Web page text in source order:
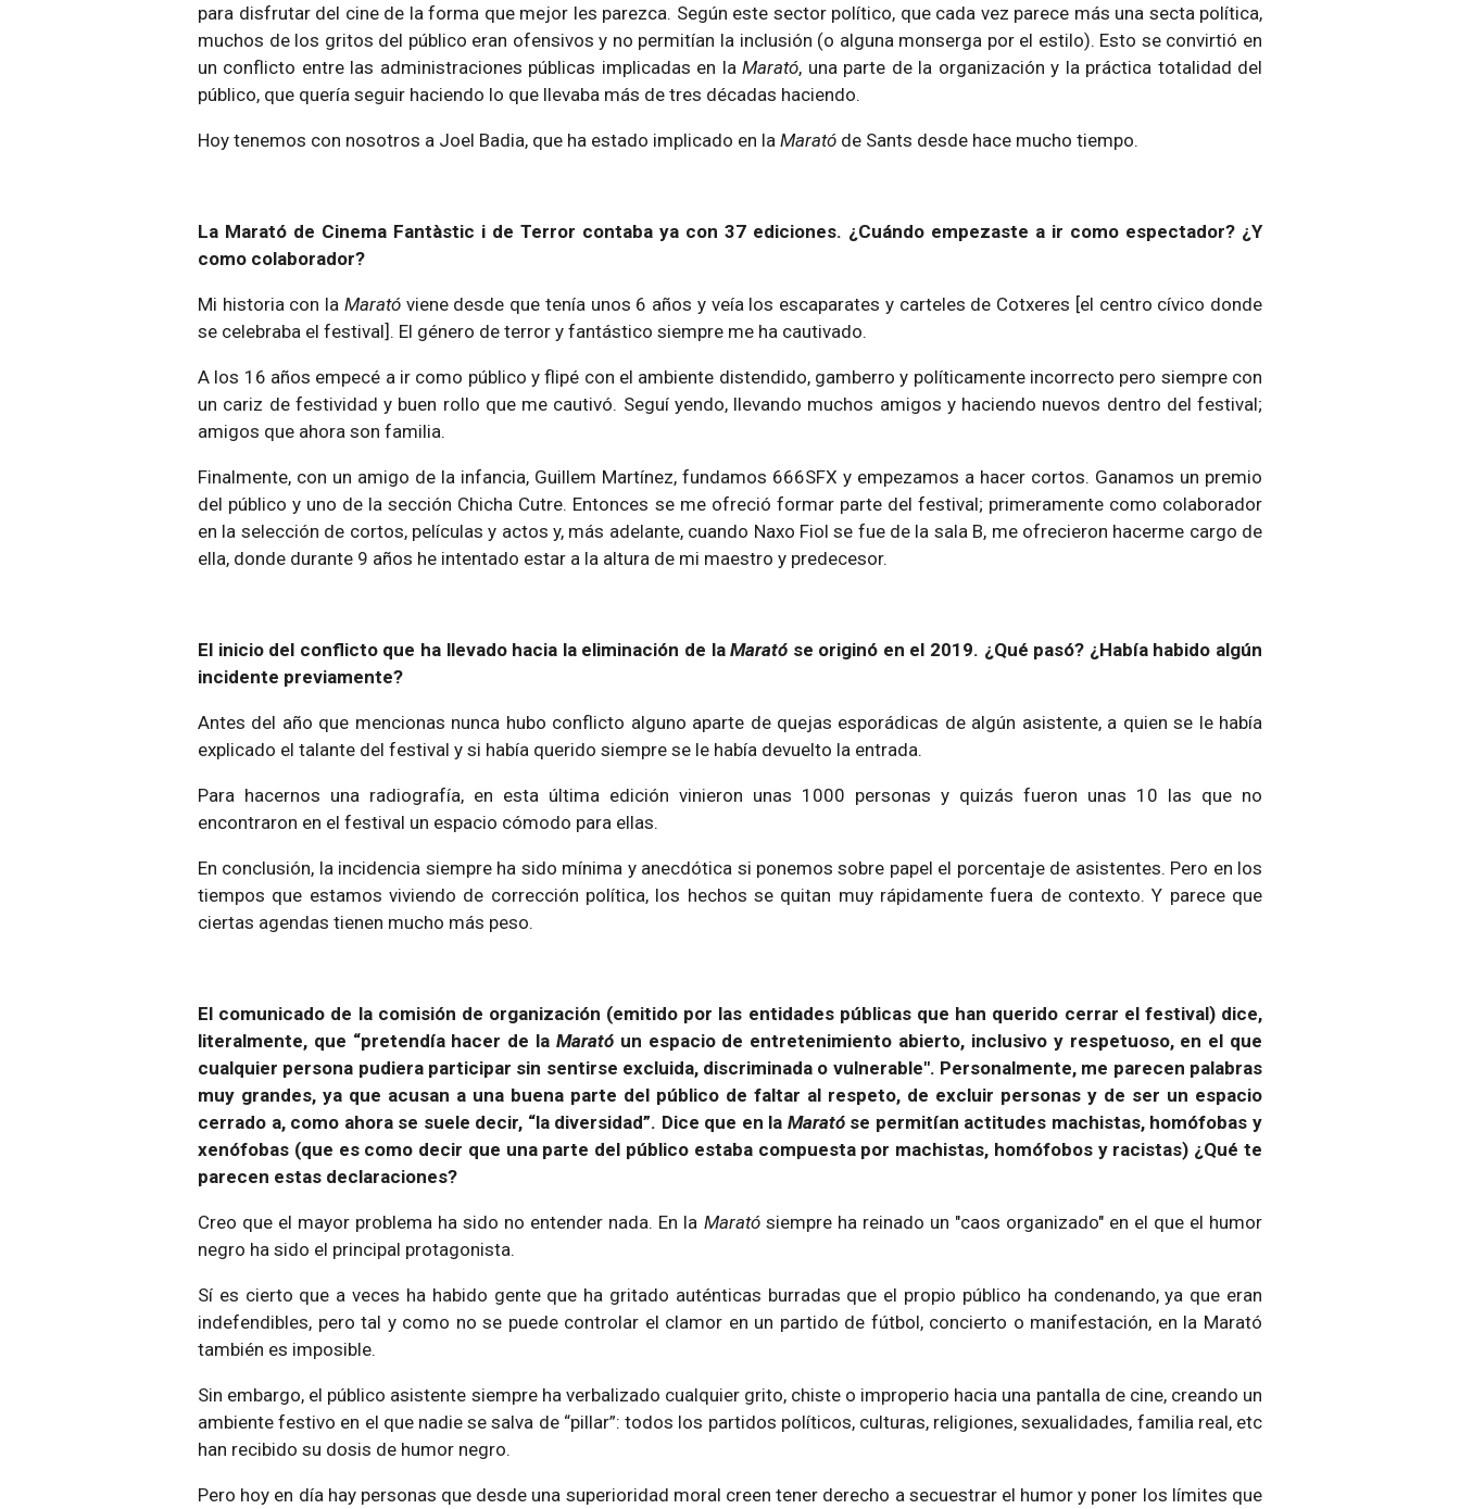
para disfrutar del cine de la forma que mejor les parezca. Según este sector político, que cada vez parece más una secta política,
muchos de los gritos del público eran ofensivos y no permitían la inclusión (o alguna monserga por el estilo). Esto se convirtió en
un conflicto entre las administraciones públicas implicadas en laMarató, una parte de la organización y la práctica totalidad del
público, que quería seguir haciendo lo que llevaba más de tres décadas haciendo.
Hoy tenemos con nosotros a Joel Badia, que ha estado implicado en la Marató de Sants desde hace mucho tiempo.
La Marató de Cinema Fantàstic i de Terror contaba ya con 37 ediciones. ¿Cuándo empezaste a ir como espectador? ¿Y
como colaborador?
Mi historia con la Marató viene desde que tenía unos 6 años y veía los escaparates y carteles de Cotxeres [el centro cívico donde
se celebraba el festival]. El género de terror y fantástico siempre me ha cautivado.
A los 16 años empecé a ir como público y flipé con el ambiente distendido, gamberro y políticamente incorrecto pero siempre con
un cariz de festividad y buen rollo que me cautivó. Seguí yendo, llevando muchos amigos y haciendo nuevos dentro del festival;
amigos que ahora son familia.
Finalmente, con un amigo de la infancia, Guillem Martínez, fundamos 666SFX y empezamos a hacer cortos. Ganamos un premio
del público y uno de la sección Chicha Cutre. Entonces se me ofreció formar parte del festival; primeramente como colaborador
en la selección de cortos, películas y actos y, más adelante, cuando Naxo Fiol se fue de la sala B, me ofrecieron hacerme cargo de
ella, donde durante 9 años he intentado estar a la altura de mi maestro y predecesor.
El inicio del conflicto que ha llevado hacia la eliminación de laMarató se originó en el 2019. ¿Qué pasó? ¿Había habido algún
incidente previamente?
Antes del año que mencionas nunca hubo conflicto alguno aparte de quejas esporádicas de algún asistente, a quien se le había
explicado el talante del festival y si había querido siempre se le había devuelto la entrada.
Para hacernos una radiografía, en esta última edición vinieron unas 1000 personas y quizás fueron unas 10 las que no
encontraron en el festival un espacio cómodo para ellas.
En conclusión, la incidencia siempre ha sido mínima y anecdótica si ponemos sobre papel el porcentaje de asistentes. Pero en los
tiempos que estamos viviendo de corrección política, los hechos se quitan muy rápidamente fuera de contexto. Y parece que
ciertas agendas tienen mucho más peso.
El comunicado de la comisión de organización (emitido por las entidades públicas que han querido cerrar el festival) dice,
literalmente, que “pretendía hacer de la Marató un espacio de entretenimiento abierto, inclusivo y respetuoso, en el que
cualquier persona pudiera participar sin sentirse excluida, discriminada o vulnerable". Personalmente, me parecen palabras
muy grandes, ya que acusan a una buena parte del público de faltar al respeto, de excluir personas y de ser un espacio
cerrado a, como ahora se suele decir, “la diversidad”. Dice que en la Marató se permitían actitudes machistas, homófobas y
xenófobas (que es como decir que una parte del público estaba compuesta por machistas, homófobos y racistas) ¿Qué te
parecen estas declaraciones?
Creo que el mayor problema ha sido no entender nada. En la Maratósiempre ha reinado un "caos organizado" en el que el humor
negro ha sido el principal protagonista.
Sí es cierto que a veces ha habido gente que ha gritado auténticas burradas que el propio público ha condenando, ya que eran
indefendibles, pero tal y como no se puede controlar el clamor en un partido de fútbol, ​​concierto o manifestación, en la Marató
también es imposible.
Sin embargo, el público asistente siempre ha verbalizado cualquier grito, chiste o improperio hacia una pantalla de cine, creando un
ambiente festivo en el que nadie se salva de “pillar”: todos los partidos políticos, culturas, religiones, sexualidades, familia real, etc
han recibido su dosis de humor negro.
Pero hoy en día hay personas que desde una superioridad moral creen tener derecho a secuestrar el humor y poner los límites que